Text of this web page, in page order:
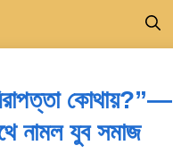
কোথায়?”—
নামল যুব সমাজ